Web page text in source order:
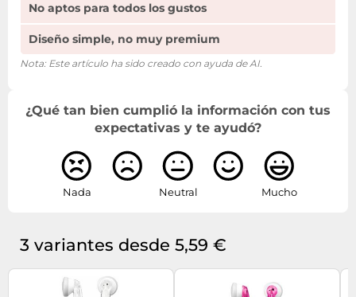
No aptos para todos los gustos
Diseño simple, no muy premium
Nota: Este artículo ha sido creado con ayuda de AI.
¿Qué tan bien cumplió la información con tus
expectativas y te ayudó?
Nada Neutral Mucho
3 variantes desde 5,59 €